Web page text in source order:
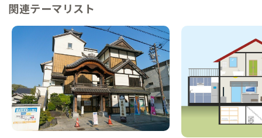
関連テーマリスト